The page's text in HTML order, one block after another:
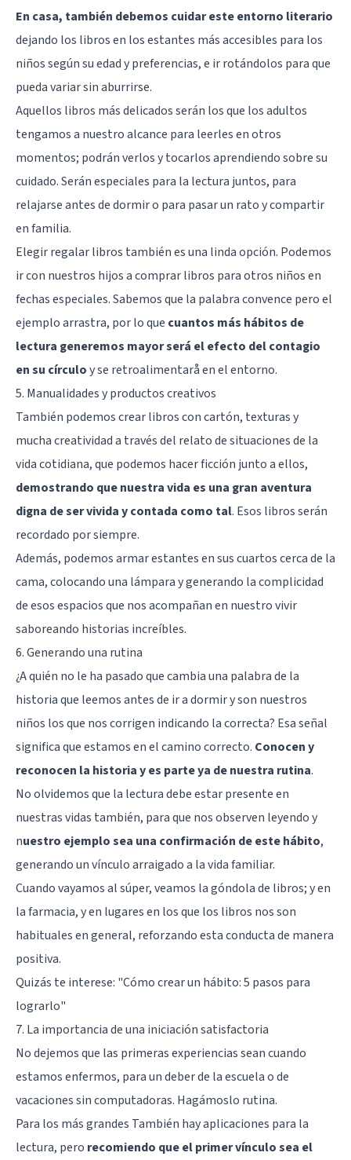
En casa, también debemos cuidar este entorno literario
dejando los libros en los estantes más accesibles para los
niños según su edad y preferencias, e ir rotándolos para que
pueda variar sin aburrirse.
Aquellos libros más delicados serán los que los adultos
tengamos a nuestro alcance para leerles en otros
momentos; podrán verlos y tocarlos aprendiendo sobre su
cuidado. Serán especiales para la lectura juntos, para
relajarseantes de dormir o para pasar un rato y compartir
en familia.
Elegir regalar libros también es una linda opción. Podemos
ir con nuestros hijos a comprar libros para otros niños en
fechas especiales. Sabemos que la palabra convence pero el
ejemplo arrastra, por lo que cuantos más hábitos de
lectura generemos mayor será el efecto del contagio
en su círculoy se retroalimentarå en el entorno.
5. Manualidades y productos creativos
También podemos crear libros con cartón, texturas y
mucha creatividad a través del relato de situaciones de la
vida cotidiana, que podemos hacer ficción junto a ellos,
demostrando que nuestra vida es una gran aventura
digna de ser vivida y contada como tal. Esos libros serán
recordado por siempre.
Además, podemos armar estantes en sus cuartos cerca de la
cama, colocando una lámpara y generando la complicidad
de esos espacios que nos acompañan en nuestro vivir
saboreando historias increíbles.
6. Generando una rutina
¿A quién no le ha pasado que cambia una palabra de la
historia que leemos antes de ir a dormir y son nuestros
niños los que nos corrigen indicando la correcta? Esa señal
significa que estamos en el camino correcto. Conocen y
reconocen la historia y es parte ya de nuestra rutina.
No olvidemos que la lectura debe estar presente en
nuestras vidas también, para que nos observen leyendo y
nuestro ejemplo sea una confirmación de este hábito,
generando un vínculo arraigado a la vida familiar.
Cuando vayamos al súper, veamos la góndola de libros; y en
la farmacia, y en lugares en los que los libros nos son
habituales en general, reforzando esta conducta de manera
positiva.
Quizás te interese: "Cómo crear un hábito: 5 pasos para
lograrlo"
7. La importancia de una iniciación satisfactoria
No dejemos que las primeras experiencias sean cuando
estamos enfermos, para un deber de la escuela o de
vacaciones sin computadoras. Hagámoslo rutina.
Para los más grandes También hay aplicaciones para la
lectura, pero recomiendo que el primer vínculo sea el